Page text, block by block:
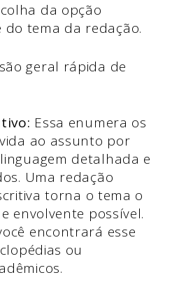
da opção
tema da redação.
geral rápida de
Essa enumera os
ao assunto por
detalhada e
Uma redação
torna o tema o
envolvente possível.
encontrará esse
ou